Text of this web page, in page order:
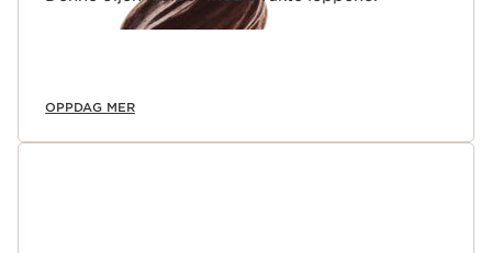
OPPDAG MER